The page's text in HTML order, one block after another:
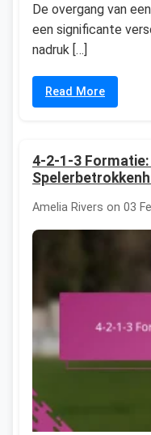
De overgang van
een significante
nadruk […]
Read More
4-2-1-3
Amelia Rivers on 03